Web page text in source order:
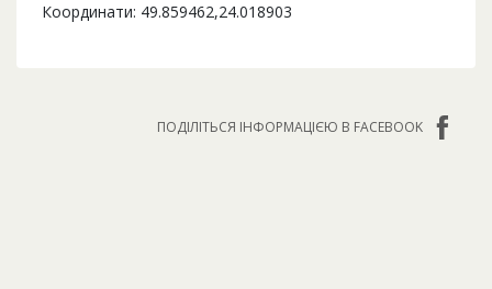
Координати: 49.859462,24.018903
ПОДІЛІТЬСЯ ІНФОРМАЦІЄЮ В FACEBOOK